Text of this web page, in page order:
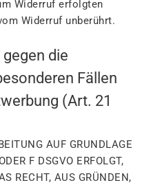
Widerruf erfolgten
Widerruf unberührt.
die
Fällen
(Art. 21
AUF GRUNDLAGE
F DSGVO ERFOLGT,
RECHT, AUS GRÜNDEN,